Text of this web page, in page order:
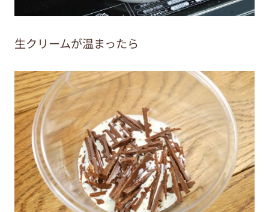
生クリームが温まったら